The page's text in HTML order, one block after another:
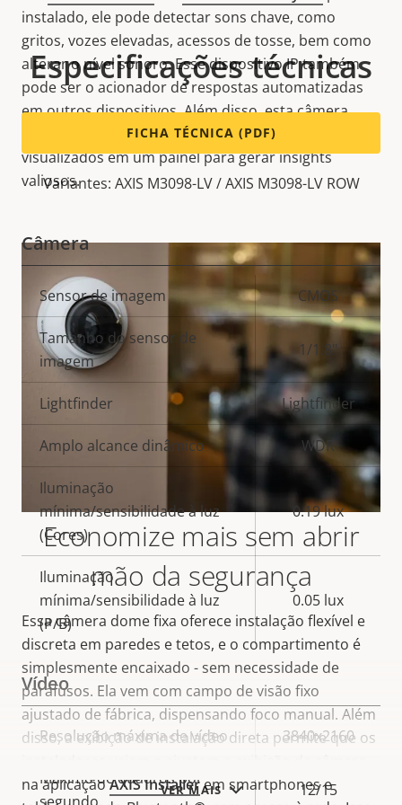
instalado, ele pode detectar sons chave, como
gritos, vozes elevadas, acessos de tosse, bem como
alterar o nível sonoro. Essedispositivo IPtambém
pode ser o acionador de respostas automatizadas
emoutros dispositivos. Além disso, esta câmera
metadadosque podem ser coletados e
visualizados em um painel para gerar insights
valiosos.
Economize mais sem abrir
mão da segurança
Essa câmera dome fixa oferece instalação flexível e
discreta em paredes e tetos, e o compartimento é
simplesmente encaixado - sem necessidade de
parafusos. Ela vem com campo de visão fixo
ajustado de fábrica, dispensando foco manual. Além
disso, a exibição de instalação direta permite que os
na aplicaçãoAXIS Installerem smartphones e
VER MAIS
Especificações técnicas
FICHA TÉCNICA (PDF)
Variantes: AXIS M3098-LV / AXIS M3098-LV ROW
Câmera
Descrição
da
propriedade
Valor da
propriedade
Sensor de imagem CMOS
Tamanho do sensor de
imagem
1/1.8"
Lightfinder Lightfinder
Amplo alcance dinâmico WDR
Iluminação
mínima/sensibilidade à luz
(Cores)
0.19 lux
Iluminação
mínima/sensibilidade à luz
(P/B)
0.05 lux
Vídeo
Descrição
propriedade
Valor da
Resolução máxima de vídeo 3840x2160
Máximo de quadros por
12/15